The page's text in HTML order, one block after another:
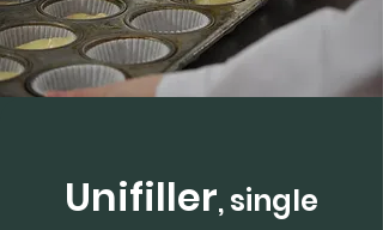
Unifiller, single